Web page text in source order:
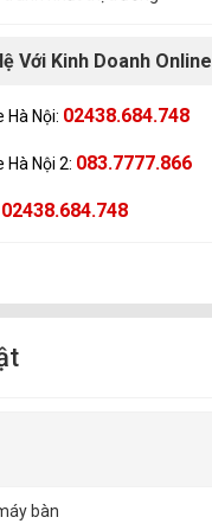
Với Kinh Doanh Online
Hà Nội: 02438.684.748
Hà Nội 2: 083.7777.866
02438.684.748
bàn